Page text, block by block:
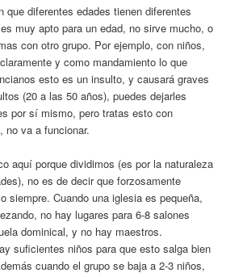
que diferentes edades tienen diferentes
muy apto para un edad, no sirve mucho, o
con otro grupo. Por ejemplo, con niños,
y como mandamiento lo que
esto es un insulto, y causará graves
(20 a las 50 años), puedes dejarles
por sí mismo, pero tratas esto con
no va a funcionar.
aquí porque dividimos (es por la naturaleza
no es de decir que forzosamente
siempre. Cuando una iglesia es pequeña,
no hay lugares para 6-8 salones
dominical, y no hay maestros.
suficientes niños para que esto salga bien
cuando el grupo se baja a 2-3 niños,